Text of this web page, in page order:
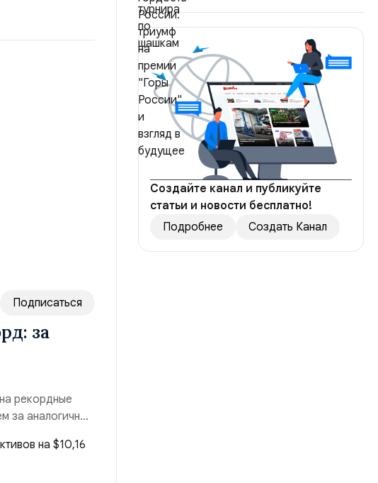
Подписаться
за
рекордные
за аналогичный
рынка
Создайте канал и публикуйте
статьи и новости бесплатно!
Подробнее
Создать Канал